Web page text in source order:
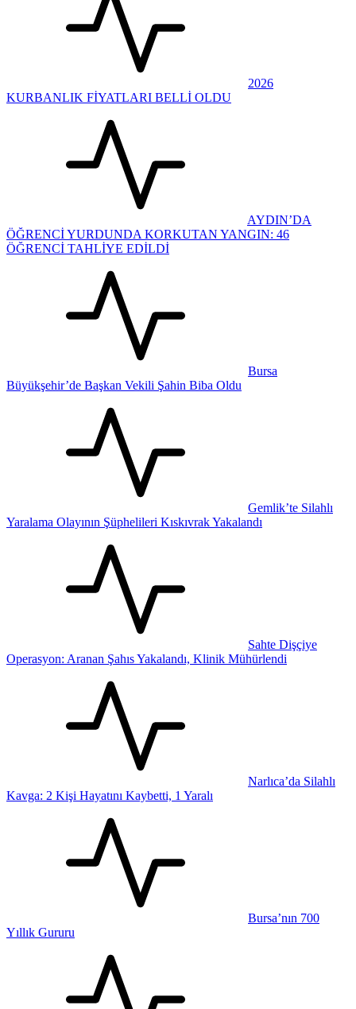
2026
KURBANLIK FİYATLARI BELLİ OLDU
AYDIN’DA
ÖĞRENCİ YURDUNDA KORKUTAN YANGIN: 46
ÖĞRENCİ TAHLİYE EDİLDİ
Bursa
Büyükşehir’de Başkan Vekili Şahin Biba Oldu
Gemlik’te Silahlı
Yaralama Olayının Şüphelileri Kıskıvrak Yakalandı
Sahte Dişçiye
Operasyon: Aranan Şahıs Yakalandı, Klinik Mühürlendi
Narlıca’da Silahlı
Kavga: 2 Kişi Hayatını Kaybetti, 1 Yaralı
Bursa’nın 700
Yıllık Gururu